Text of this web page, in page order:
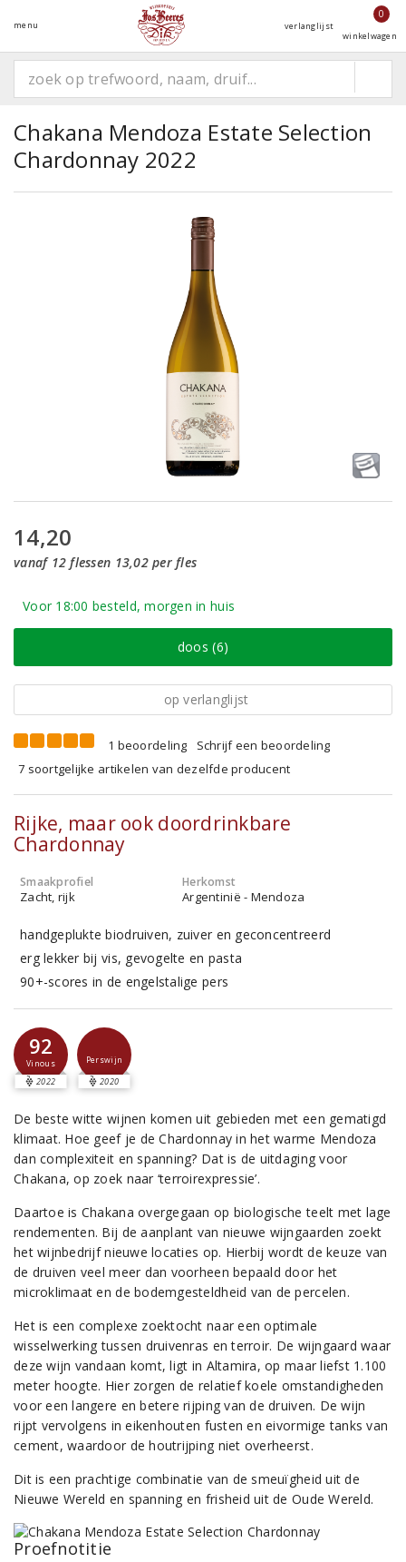
menu verlanglijst
0
winkelwagen
Chakana Mendoza Estate Selection
Chardonnay 2022
14,20
vanaf 12 flessen 13,02 per fles
Voor 18:00 besteld, morgen in huis
doos (6)
op verlanglijst
1 beoordeling
Schrijf een beoordeling
7 soortgelijke artikelen van dezelfde producent
Rijke, maar ook doordrinkbare
Chardonnay
Smaakprofiel
Zacht, rijk
Herkomst
Argentinië - Mendoza
handgeplukte biodruiven, zuiver en geconcentreerd
erg lekker bij vis, gevogelte en pasta
90+-scores in de engelstalige pers
92
Vinous
2022
Perswijn
2020
De beste witte wijnen komen uit gebieden met een gematigd
klimaat. Hoe geef je de Chardonnay in het warme Mendoza
dan complexiteit en spanning? Dat is de uitdaging voor
Chakana, op zoek naar ‘terroirexpressie’.
Daartoe is Chakana overgegaan op biologische teelt met lage
rendementen. Bij de aanplant van nieuwe wijngaarden zoekt
het wijnbedrijf nieuwe locaties op. Hierbij wordt de keuze van
de druiven veel meer dan voorheen bepaald door het
microklimaat en de bodemgesteldheid van de percelen.
Het is een complexe zoektocht naar een optimale
wisselwerking tussen druivenras en terroir. De wijngaard waar
deze wijn vandaan komt, ligt in Altamira, op maar liefst 1.100
meter hoogte. Hier zorgen de relatief koele omstandigheden
voor een langere en betere rijping van de druiven. De wijn
rijpt vervolgens in eikenhouten fusten en eivormige tanks van
cement, waardoor de houtrijping niet overheerst.
Dit is een prachtige combinatie van de smeuïgheid uit de
Nieuwe Wereld en spanning en frisheid uit de Oude Wereld.
Proefnotitie